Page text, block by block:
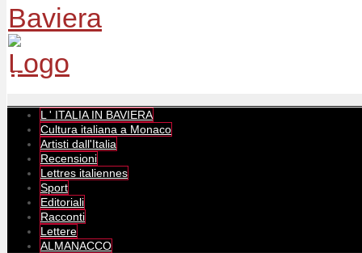
L ' ITALIA IN BAVIERA
Cultura italiana a Monaco
Artisti dall'Italia
Recensioni
Lettres italiennes
Sport
Editoriali
Racconti
Lettere
ALMANACCO